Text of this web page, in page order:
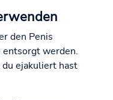
den Penis
entsorgt werden.
ejakuliert hast